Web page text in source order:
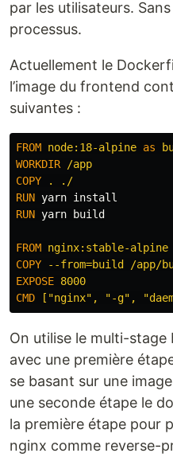
par les utilisateurs.
processus.
Actuellement le
l’image du frontend
suivantes :
FROM node:18-alpine as
WORKDIR /app
COPY . ./
RUN yarn install
RUN yarn build
FROM nginx:stable-alpine
COPY --from=build /app/
EXPOSE 8000
CMD ["nginx", "-g",
On utilise le multi-
avec une première
se basant sur une
une seconde étape le
la première étape pour
nginx comme reverse-